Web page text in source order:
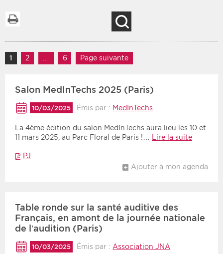
prochains jours
Communiqués des 10
derniers jours
Rendez-vous
Les deux
Secteur Zone géographique
Période
Choisir une date de débutChoisir une date de fin
Tri
Inversé
Navigation des articles
Page
1 Page
2 Page
6 Page suivante
Salon MedInTechs 2025 (Paris)
10/03/2025 Émis par : MedInTechs
La 4ème édition du salon MedInTechs aura lieu les 10 et
11 mars 2025, au Parc Floral de Paris !… Lire la suite
PJ
Ajouter à mon agenda
Table ronde sur la santé auditive des
Français, en amont de la journée nationale
de l’audition (Paris)
10/03/2025 Émis par : Association JNA